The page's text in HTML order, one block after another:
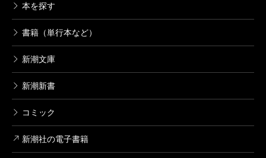
本を探す
書籍（単行本など）
新潮文庫
新潮新書
コミック
新潮社の電子書籍